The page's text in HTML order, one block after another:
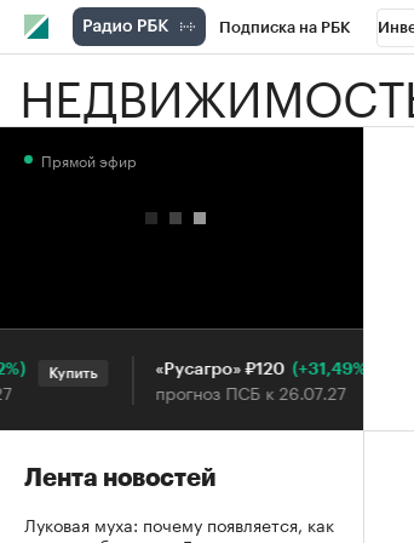
Подписка на РБК
РБК Вино Спорт
Прямой эфир
Купить «Русагро» ₽120 (+31,49%)
прогноз ПСБ к 26.07.27
Лента новостей
Луковая муха: почему появляется, как